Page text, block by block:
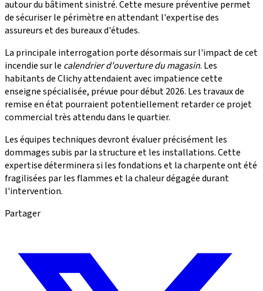
autour du bâtiment sinistré. Cette mesure préventive permet
de sécuriser le périmètre en attendant l'expertise des
assureurs et des bureaux d'études.
La principale interrogation porte désormais sur l'impact de cet
incendie sur le calendrier d'ouverture du magasin. Les
habitants de Clichy attendaient avec impatience cette
enseigne spécialisée, prévue pour début 2026. Les travaux de
remise en état pourraient potentiellement retarder ce projet
commercial très attendu dans le quartier.
Les équipes techniques devront évaluer précisément les
dommages subis par la structure et les installations. Cette
expertise déterminera si les fondations et la charpente ont été
fragilisées par les flammes et la chaleur dégagée durant
l'intervention.
Partager